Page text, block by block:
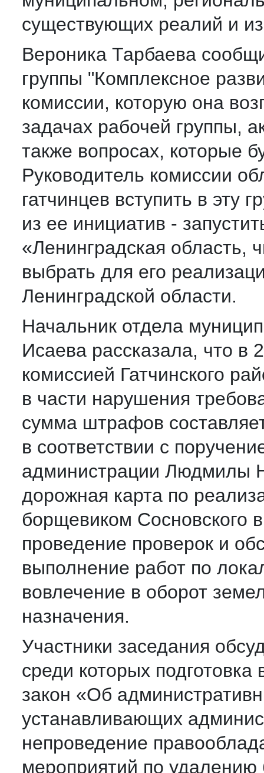
существующих реалий и
Вероника Тарбаева
группы "Комплексное
комиссии, которую она
задачах рабочей группы,
также вопросах, которые
Руководитель комиссии
гатчинцев вступить в эту
из ее инициатив -
«Ленинградская область,
выбрать для его
Ленинградской области.
Начальник отдела
Исаева рассказала, что в
комиссией Гатчинского
в части нарушения
сумма штрафов
в соответствии с
администрации Людмилы
дорожная карта по
борщевиком Сосновского
проведение проверок и
выполнение работ по
вовлечение в оборот
назначения.
Участники заседания
среди которых
закон «Об
устанавливающих
непроведение
мероприятий по удалению